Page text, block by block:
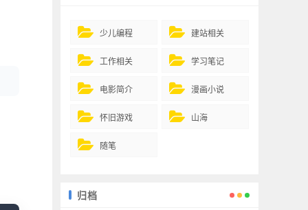
少儿编程 建站相关
工作相关 学习笔记
电影简介 漫画小说
怀旧游戏 山海
随笔
归档